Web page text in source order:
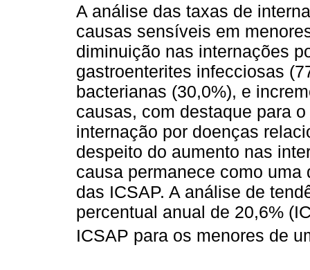
A análise das taxas de
causas sensíveis em
diminuição nas internações
gastroenterites infecciosas
bacterianas (30,0%), e
causas, com destaque para
internação por doenças
despeito do aumento nas
causa permanece como
das ICSAP. A análise de
percentual anual de 20,6%
ICSAP para os menores de